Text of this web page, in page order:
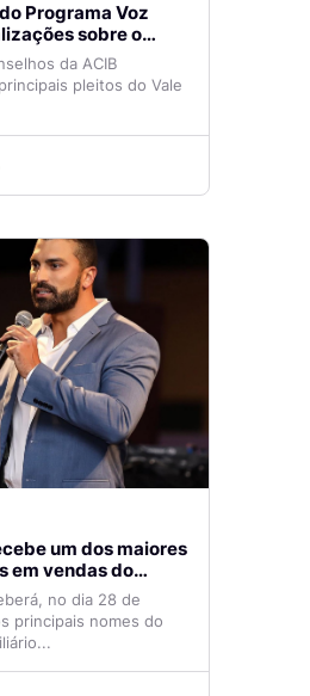
Programa Voz
sobre o
Navegantes são
na ACIB
da ACIB
pleitos do Vale
um dos maiores
no dia 28 de
principais nomes do